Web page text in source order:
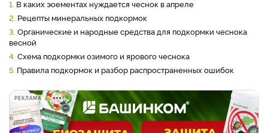
1. В каких эоементах нуждается чеснок в апреле
2. Рецепты минеральных подкормок
3. Органические и народные средства для подкормки чеснока
весной
4. Схема подкормки озимого и ярового чеснока
5. Правила подкормок и разбор распространенных ошибок
РЕКЛАМА